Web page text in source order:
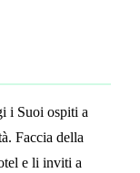
i Suoi ospiti a
Faccia della
e li inviti a